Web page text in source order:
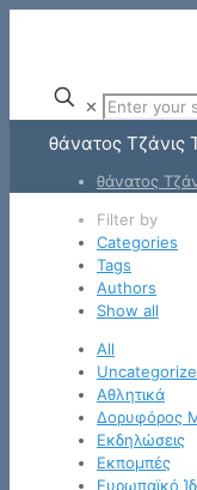
✕
θάνατος Τζάνις
θάνατος
Filter by
Categories
Tags
Authors
Show all
All
Αθλητικά
Δορυφόρος
Εκδηλώσεις
Εκπομπές
Ευρωπαϊκό